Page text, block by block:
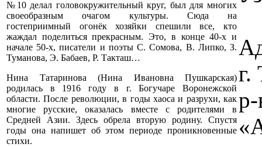
№10 делал головокружительный круг, был для многих
своеобразным очагом культуры. Сюда на
гостеприимный огонёк хозяйки спешили все, кто
жаждал поделиться прекрасным. Это, в конце 40-х и
начале 50-х, писатели и поэты С. Сомова, В. Липко, З.
Туманова, Э. Бабаев, Р. Такташ…
Нина Татаринова (Нина Ивановна Пушкарская)
родилась в 1916 году в г. Богучаре Воронежской
области. После революции, в годы хаоса и разрухи, как
многие русские, оказалась вместе с родителями в
Средней Азии. Здесь обрела вторую родину. Спустя
годы она напишет об этом периоде проникновенные
стихи.